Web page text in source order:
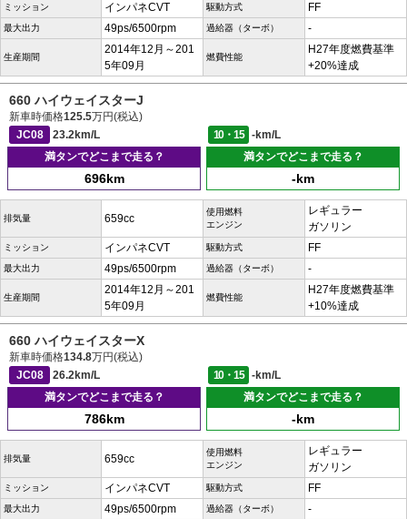
ミッション インパネCVT 駆動方式 FF
最大出力 49ps/6500rpm 過給器（ターボ） -
生産期間
2014年12月～201
5年09月
燃費性能
H27年度燃費基準
+20%達成
660 ハイウェイスターJ
新車時価格125.5万円(税込)
JC08
23.2km/L 10・15
-km/L
満タンでどこまで走る？
696km
満タンでどこまで走る？
-km
排気量 659cc
使用燃料
エンジン
レギュラー
ガソリン
ミッション インパネCVT 駆動方式 FF
最大出力 49ps/6500rpm 過給器（ターボ） -
生産期間
2014年12月～201
5年09月
燃費性能
H27年度燃費基準
+10%達成
660 ハイウェイスターX
新車時価格134.8万円(税込)
JC08
26.2km/L 10・15
-km/L
満タンでどこまで走る？
786km
満タンでどこまで走る？
-km
排気量 659cc
使用燃料
エンジン
レギュラー
ガソリン
ミッション インパネCVT 駆動方式 FF
最大出力 49ps/6500rpm 過給器（ターボ） -